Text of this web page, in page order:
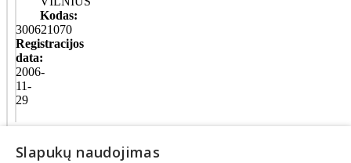
Kodas:
300621070
Registracijos
data:
2006-
11-
29
statusas:
Slapukų naudojimas